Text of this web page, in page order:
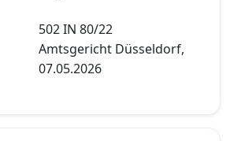
502 IN 80/22
Amtsgericht Düsseldorf,
07.05.2026